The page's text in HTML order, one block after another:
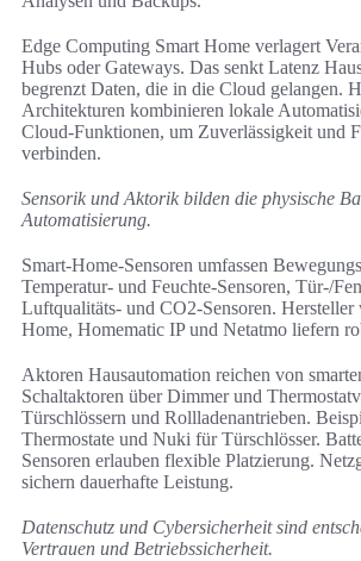
Edge Computing Smart Home verlagert
Hubs oder Gateways. Das senkt Latenz
begrenzt Daten, die in die Cloud gelangen.
Architekturen kombinieren lokale
Cloud-Funktionen, um Zuverlässigkeit und
verbinden.
Sensorik und Aktorik bilden die physische
Automatisierung.
Smart-Home-Sensoren umfassen
Temperatur- und Feuchte-Sensoren, Tür-/
Luftqualitäts- und CO2-Sensoren. Hersteller
Home, Homematic IP und Netatmo liefern
Aktoren Hausautomation reichen von
Schaltaktoren über Dimmer und
Türschlössern und Rollladenantrieben.
Thermostate und Nuki für Türschlösser.
Sensoren erlauben flexible Platzierung.
sichern dauerhafte Leistung.
Datenschutz und Cybersicherheit sind
Vertrauen und Betriebssicherheit.